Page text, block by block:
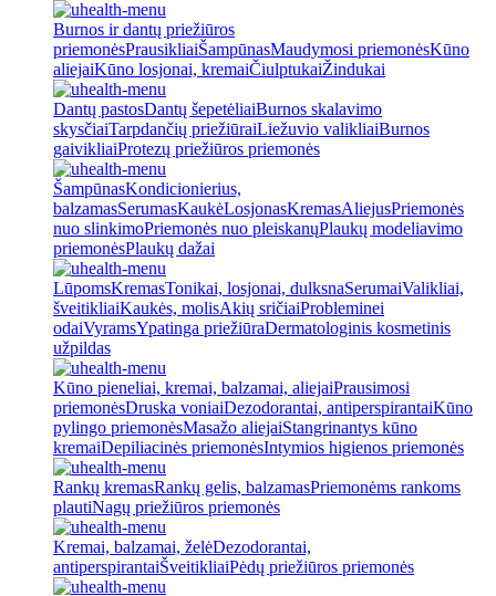
Burnos ir dantų priežiūros
priemonėsPrausikliaiŠampūnasMaudymosi priemonėsKūno
aliejaiKūno losjonai, kremaiČiulptukaiŽindukai
Dantų pastosDantų šepetėliaiBurnos skalavimo
skysčiaiTarpdančių priežiūraiLiežuvio valikliaiBurnos
gaivikliaiProtezų priežiūros priemonės
ŠampūnasKondicionierius,
balzamasSerumasKaukėLosjonasKremasAliejusPriemonės
nuo slinkimoPriemonės nuo pleiskanųPlaukų modeliavimo
priemonėsPlaukų dažai
LūpomsKremasTonikai, losjonai, dulksnaSerumaiValikliai,
šveitikliaiKaukės, molisAkių sričiaiProbleminei
odaiVyramsYpatinga priežiūraDermatologinis kosmetinis
užpildas
Kūno pieneliai, kremai, balzamai, aliejaiPrausimosi
priemonėsDruska voniaiDezodorantai, antiperspirantaiKūno
pylingo priemonėsMasažo aliejaiStangrinantys kūno
kremaiDepiliacinės priemonėsIntymios higienos priemonės
Rankų kremasRankų gelis, balzamasPriemonėms rankoms
plautiNagų priežiūros priemonės
Kremai, balzamai, želėDezodorantai,
antiperspirantaiŠveitikliaiPėdų priežiūros priemonės